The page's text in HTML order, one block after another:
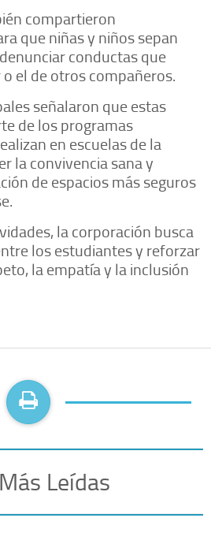
compartieron
que niñas y niños sepan
conductas que
el de otros compañeros.
señalaron que estas
de los programas
en escuelas de la
la convivencia sana y
de espacios más seguros
la corporación busca
los estudiantes y reforzar
la empatía y la inclusión
Leídas